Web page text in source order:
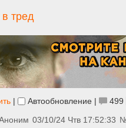
в тред
| Автообновление | 499
03/10/24 Чтв 17:52:33